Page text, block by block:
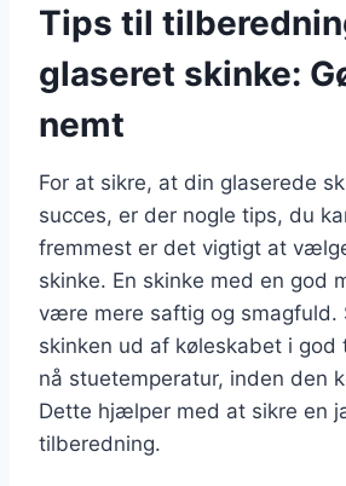
Tips til
glaseret skinke:
nemt
For at sikre, at din glaserede
succes, er der nogle tips, du
fremmest er det vigtigt at
skinke. En skinke med en god
være mere saftig og smagfuld.
skinken ud af køleskabet i god
nå stuetemperatur, inden den
Dette hjælper med at sikre en
tilberedning.